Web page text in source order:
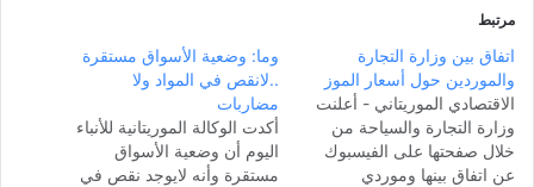
مرتبط
اتفاق بين وزارة التجارة
والموردين حول أسعار الموز
الاقتصادي الموريتاني - أعلنت
وزارة التجارة والسياحة من
خلال صفحتها على الفيسبوك
عن اتفاق بينها وموردي
وما: وضعية الأسواق مستقرة
..لانقص في المواد ولا
مضاربات
أكدت الوكالة الموريتانية للأنباء
اليوم أن وضعية الأسواق
مستقرة وأنه لايوجد نقص في